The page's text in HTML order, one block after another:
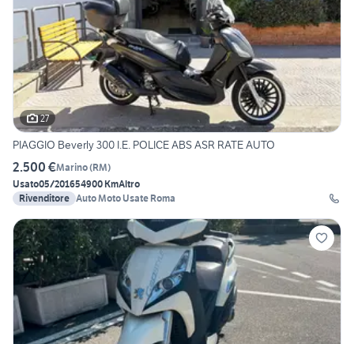
27
PIAGGIO Beverly 300 I.E. POLICE ABS ASR RATE AUTO
2.500 €Marino(RM)
Usato05/201654900 KmAltro
Rivenditore Auto Moto Usate Roma